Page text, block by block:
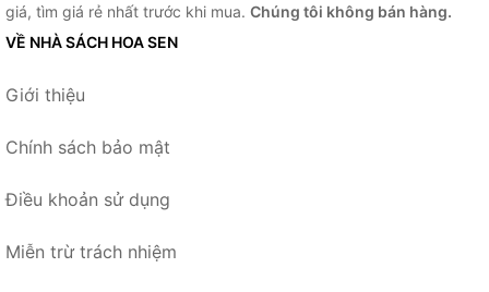
giá, tìm giá rẻ nhất trước khi mua. Chúng tôi không bán hàng.
VỀ NHÀ SÁCH HOA SEN
Giới thiệu
Chính sách bảo mật
Điều khoản sử dụng
Miễn trừ trách nhiệm